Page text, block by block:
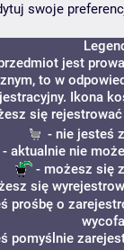
swoje
jest
to w
Ikona
się
- nie jesteś
- aktualnie nie
- możesz się
się
prośbę o
pomyślnie